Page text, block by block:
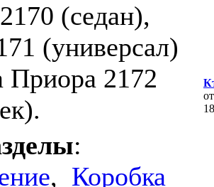
(седан),
(универсал)
Приора 2172
:
, Коробка